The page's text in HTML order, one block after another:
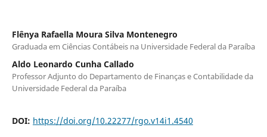
Flênya Rafaella Moura Silva Montenegro
Graduada em Ciências Contábeis na Universidade Federal da Paraíba
Aldo Leonardo Cunha Callado
Professor Adjunto do Departamento de Finanças e Contabilidade da
Universidade Federal da Paraíba
DOI: https://doi.org/10.22277/rgo.v14i1.4540